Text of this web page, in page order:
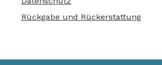
Rückgabe und Rückerstattung